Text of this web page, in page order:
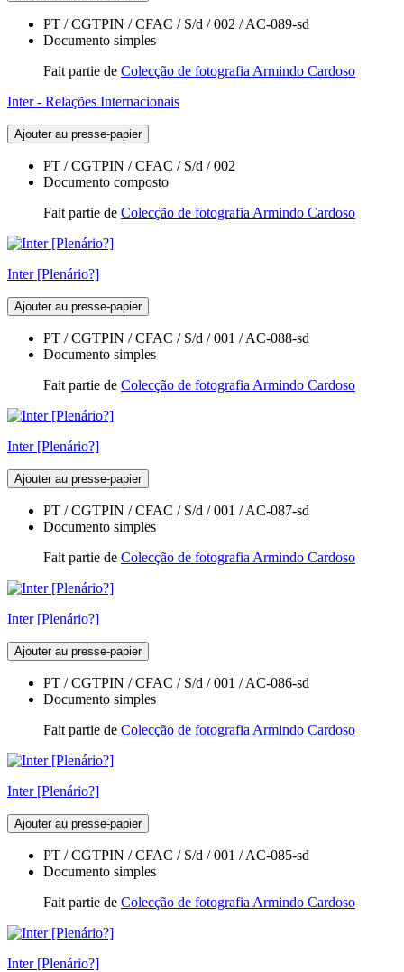
PT / CGTPIN / CFAC / S/d / 002 / AC-089-sd
Documento simples
Fait partie de Colecção de fotografia Armindo Cardoso
Inter - Relações Internacionais
Ajouter au presse-papier
PT / CGTPIN / CFAC / S/d / 002
Documento composto
Fait partie de Colecção de fotografia Armindo Cardoso
Inter [Plenário?]
Ajouter au presse-papier
PT / CGTPIN / CFAC / S/d / 001 / AC-088-sd
Documento simples
Fait partie de Colecção de fotografia Armindo Cardoso
Inter [Plenário?]
Ajouter au presse-papier
PT / CGTPIN / CFAC / S/d / 001 / AC-087-sd
Documento simples
Fait partie de Colecção de fotografia Armindo Cardoso
Inter [Plenário?]
Ajouter au presse-papier
PT / CGTPIN / CFAC / S/d / 001 / AC-086-sd
Documento simples
Fait partie de Colecção de fotografia Armindo Cardoso
Inter [Plenário?]
Ajouter au presse-papier
PT / CGTPIN / CFAC / S/d / 001 / AC-085-sd
Documento simples
Fait partie de Colecção de fotografia Armindo Cardoso
Inter [Plenário?]